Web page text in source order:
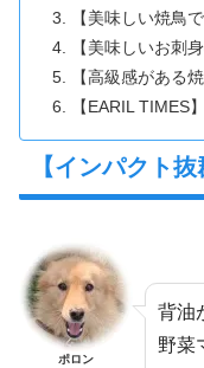
【美味しい焼鳥で
【美味しいお刺
【高級感がある焼
【EARIL TIMES】
【インパクト
ポロン
背油
野菜